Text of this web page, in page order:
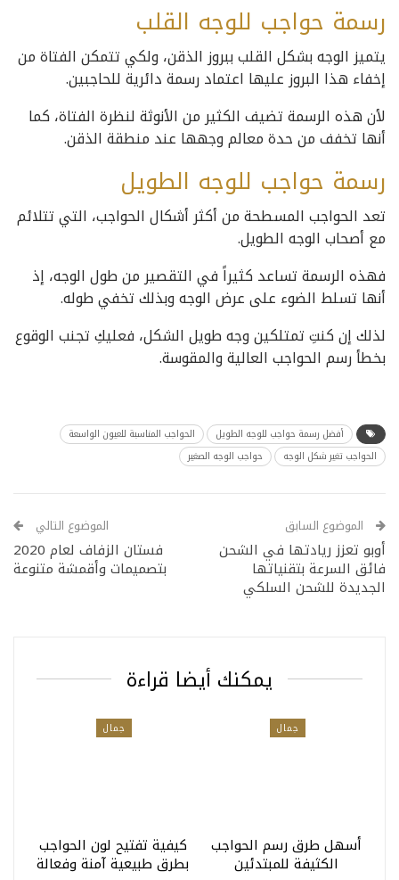
رسمة حواجب للوجه القلب
يتميز الوجه بشكل القلب ببروز الذقن، ولكي تتمكن الفتاة من
إخفاء هذا البروز عليها اعتماد رسمة دائرية للحاجبين.
لأن هذه الرسمة تضيف الكثير من الأنوثة لنظرة الفتاة، كما
أنها تخفف من حدة معالم وجهها عند منطقة الذقن.
رسمة حواجب للوجه الطويل
تعد الحواجب المسطحة من أكثر أشكال الحواجب، التي تتلائم
مع أصحاب الوجه الطويل.
فهذه الرسمة تساعد كثيراً في التقصير من طول الوجه، إذ
أنها تسلط الضوء على عرض الوجه وبذلك تخفي طوله.
لذلك إن كنتِ تمتلكين وجه طويل الشكل، فعليكِ تجنب الوقوع
بخطأ رسم الحواجب العالية والمقوسة.
أفضل رسمة حواجب للوجه الطويل
الحواجب المناسبة للعيون الواسعة
الحواجب تغير شكل الوجه
حواجب الوجه الصغير
الموضوع السابق
أوبو تعزز ريادتها في الشحن
فائق السرعة بتقنياتها
الجديدة للشحن السلكي
الموضوع التالي
فستان الزفاف لعام 2020
بتصميمات وأقمشة متنوعة
يمكنك أيضا قراءة
جمال
أسهل طرق رسم الحواجب
الكثيفة للمبتدئين
جمال
كيفية تفتيح لون الحواجب
بطرق طبيعية آمنة وفعالة